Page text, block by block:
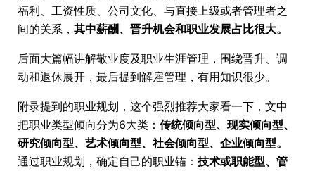
福利、工资性质、公司文化、与直接上级或者管理者之
间的关系， 其中薪酬、晋升机会和职业发展占比很大。
后面大篇幅讲解敬业度及职业生涯管理，围绕晋升、调
动和退休展开，最后提到解雇管理，有用知识很少。
附录提到的职业规划，这个强烈推荐大家看一下，文中
把职业类型倾向分为6大类： 传统倾向型、现实倾向型、
研究倾向型、艺术倾向型、社会倾向型、企业倾向型。
通过职业规划，确定自己的职业锚： 技术或职能型、管